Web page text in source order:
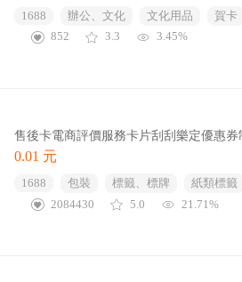
1688 辦公、文化 文化用品 賀卡
852
3.3 3.45%
售後卡電商評價服務卡片刮刮樂定優惠
0.01 元
1688 包裝 標籤、標牌 紙類標籤
2084430
5.0 21.71%